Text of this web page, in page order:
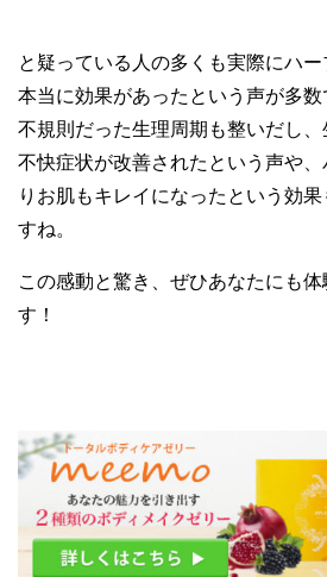
と疑っている人の多くも実際にハ
本当に効果があったという声が多数
不規則だった生理周期も整いだし
不快症状が改善されたという声や
りお肌もキレイになったという効
すね。
この感動と驚き、ぜひあなたにも
す！